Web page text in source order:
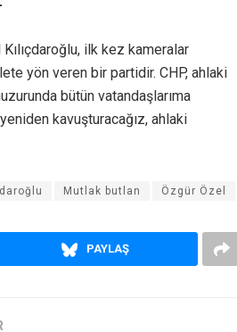
ilk kez kameralar
yön veren bir partidir. CHP, ahlaki
bütün vatandaşlarıma
kavuşturacağız, ahlaki
Mutlak butlan Özgür Özel
PAYLAŞ